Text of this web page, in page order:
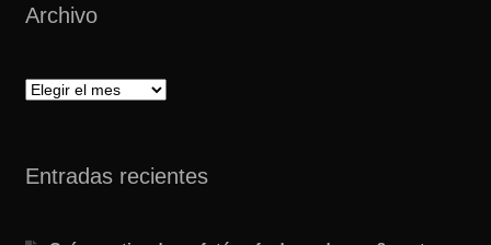
Archivo
Archivo
Entradas recientes